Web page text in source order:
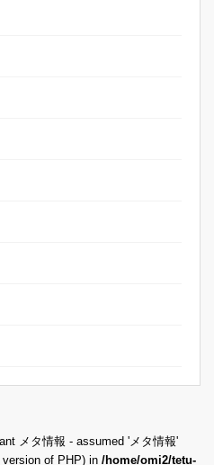
メタ情報 - assumed 'メタ情報'
of PHP) in /home/omi2/tetu-